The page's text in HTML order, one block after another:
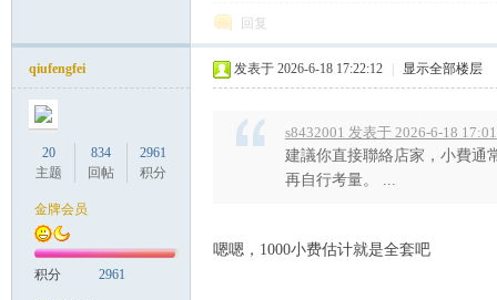
回复
qiufengfei
20
主题
834
回帖
2961
积分
金牌会员
积分 2961
发表于 2026-6-18 17:22:12 显示全部楼层
s8432001 发表于 2026-6-18 17:01
建議你直接聯絡店家，小費通
再自行考量。 ...
嗯嗯，1000小费估计就是全套吧